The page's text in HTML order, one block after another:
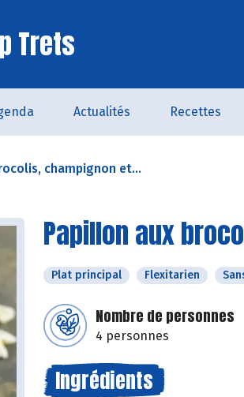
Trets
Actualités Recettes
champignon et...
Papillon aux
Plat principal Flexitarien
Nombre de personnes
4 personnes
Ingrédients